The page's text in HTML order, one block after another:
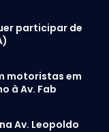
seguida a dupla
de suspeitos,
levar à
não havia
correlações, mas
participar de
motoristas em
à Av. Fab
Av. Leopoldo